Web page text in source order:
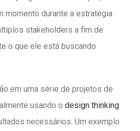
momento durante a estratégia
stakeholders a fim de
o que ele está buscando
em uma série de projetos de
usando o design thinking
necessários. Um exemplo